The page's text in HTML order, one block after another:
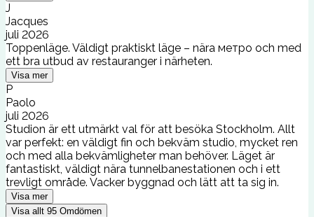
J
Jacques
juli 2026
Toppenläge. Väldigt praktiskt läge – nära метро och med
ett bra utbud av restauranger i närheten.
Visa mer
P
Paolo
juli 2026
Studion är ett utmärkt val för att besöka Stockholm. Allt
var perfekt: en väldigt fin och bekväm studio, mycket ren
och med alla bekvämligheter man behöver. Läget är
fantastiskt, väldigt nära tunnelbanestationen och i ett
trevligt område. Vacker byggnad och lätt att ta sig in.
Visa mer
Visa allt 95 Omdömen